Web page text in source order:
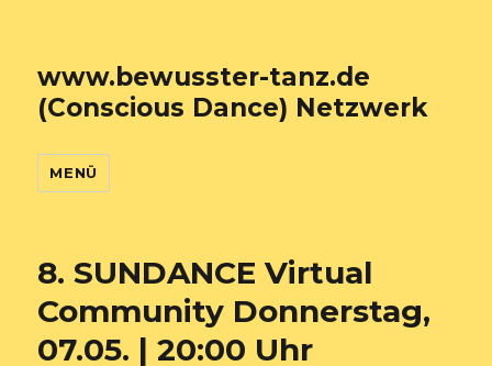
www.bewusster-tanz.de
(Conscious Dance) Netzwerk
MENÜ
8. SUNDANCE Virtual
Community Donnerstag,
07.05. | 20:00 Uhr